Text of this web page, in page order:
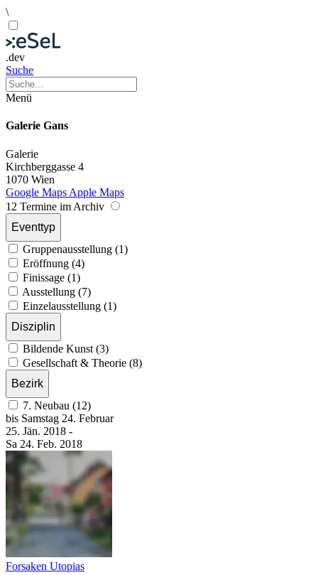
\
.dev
Suche
Menü
Galerie Gans
Galerie
Kirchberggasse 4
1070 Wien
Google Maps Apple Maps
12 Termine im Archiv
Eventtyp
Gruppenausstellung (1)
Eröffnung (4)
Finissage (1)
Ausstellung (7)
Einzelausstellung (1)
Disziplin
Bildende Kunst (3)
Gesellschaft & Theorie (8)
Bezirk
7. Neubau (12)
bis Samstag 24. Februar
25. Jän. 2018 -
Sa 24. Feb. 2018
Forsaken Utopias